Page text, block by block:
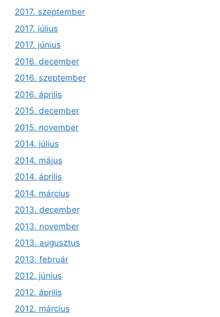
2017. szeptember
2017. július
2017. június
2016. december
2016. szeptember
2016. április
2015. december
2015. november
2014. július
2014. május
2014. április
2014. március
2013. december
2013. november
2013. augusztus
2013. február
2012. június
2012. április
2012. március